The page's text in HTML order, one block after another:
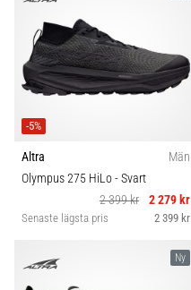
-5%
Altra
Män
Olympus 275 HiLo- Svart
2 399 kr
2 279 kr
Senaste lägsta pris 2 399 kr
Ny